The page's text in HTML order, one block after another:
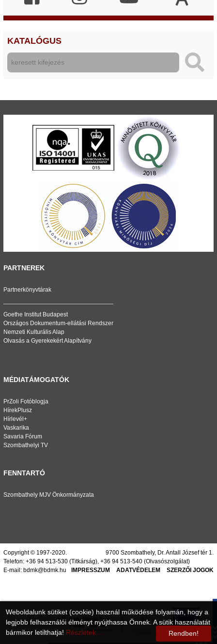
KATALÓGUS
PARTNEREK
Partnerkönyvtárak
Goethe Institut Budapest
Országos Dokumentum-ellátási Rendszer
Nemzeti Kulturális Alap
Olvasás a Gyerekekért Alapítvány
MÉDIATÁMOGATÓK
PrZoli Fotóblogja
HírekPlusz
Hírlevél+
Vaskarika
Savaria Fórum
Szombathelyi TV
FENNTARTÓ
Szombathely MJV Önkormányzata
Copyright © 1997-2020.
9700 Szombathely, Dr. Antall József tér 1.
Telefon: +36 94 513-530 (Titkárság), +36 94 513-540 (Olvasószolgálat)
E-mail: bdmk@bdmk.hu IMPRESSZUM ADATVÉDELEM SZERZŐI JOGOK
Weboldalunk sütiket (cookie) használ működése folyamán, hogy a
legjobb felhasználói élményt nyújthassa Önnek. A sütik használatát
bármikor letilthatja! Részletek... Rendben!